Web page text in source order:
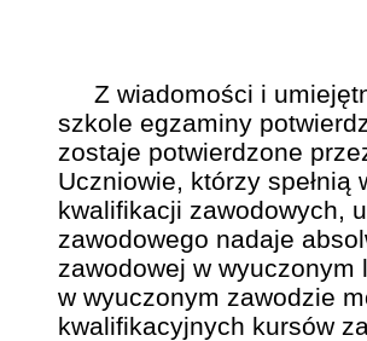
Z wiadomości i
szkole egzaminy
zostaje potwierdzone
Uczniowie, którzy
kwalifikacji zawodowych,
zawodowego nadaje
zawodowej w wyuczonym
w wyuczonym zawodzie
kwalifikacyjnych kursów